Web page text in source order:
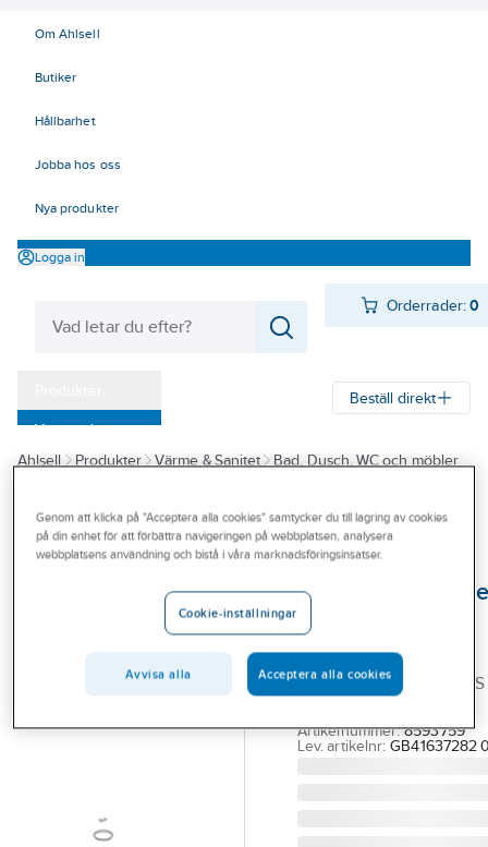
Om Ahlsell
Butiker
Hållbarhet
Jobba hos oss
Nya produkter
Logga in
Orderrader:0
Varumärken
Kampanjer
Branscher
Beställ direkt
Ahlsell Produkter Värme & Sanitet
Bad, Dusch, WC och möbler
Reservdelar blandare
Reservdelar Gustavsberg ettgreppsblandare
För Nautic,
Gustavsberg
GBG MONTERINGSSATS
Artikelnummer: 8593759
Lev. artikelnr: GB41637282
Genom att klicka på "Acceptera alla cookies" samtycker du till lagring av cookies
på din enhet för att förbättra navigeringen på webbplatsen, analysera
webbplatsens användning och bistå i våra marknadsföringsinsatser.
Cookie-inställningar
Avvisa alla Acceptera alla cookies